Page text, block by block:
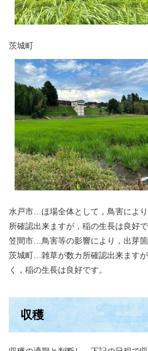
茨城町
水戸市…ほ場全体として，鳥害によ
所確認出来ますが，稲の生長は良好で
笠間市…鳥害等の影響により，出芽箇
茨城町…雑草が数カ所確認出来ます
く，稲の生長は良好です。
収穫